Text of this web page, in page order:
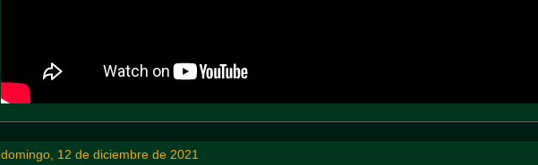
domingo, 12 de diciembre de 2021